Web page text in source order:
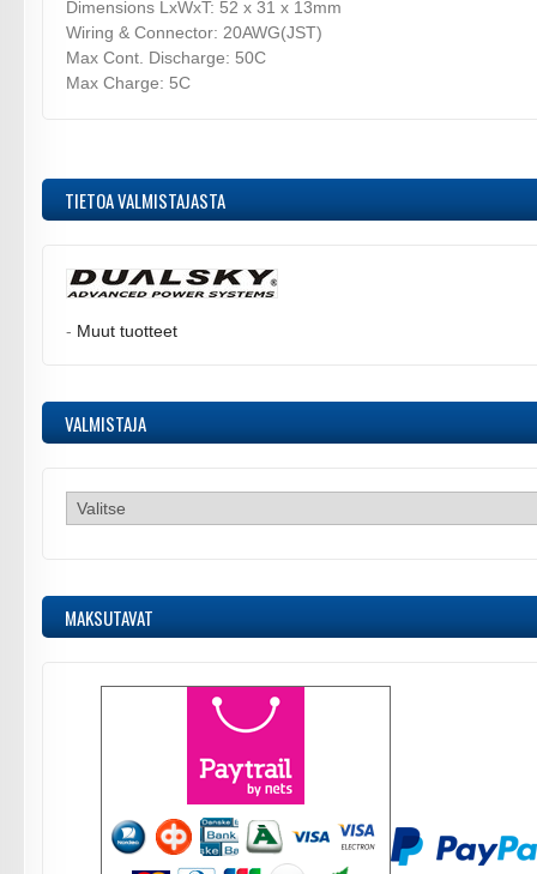
Dimensions LxWxT: 52 x 31 x 13mm
Wiring & Connector: 20AWG(JST)
Max Cont. Discharge: 50C
Max Charge: 5C
TIETOA VALMISTAJASTA
- Muut tuotteet
VALMISTAJA
MAKSUTAVAT